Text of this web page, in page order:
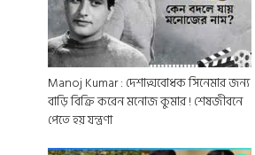
Manoj Kumar : দেশাত্মবোধক সিনেমার জন্য
বাড়ি বিক্রি করেন মনোজ কুমার ! শেষজীবনে
পেতে হয় যন্ত্রণা